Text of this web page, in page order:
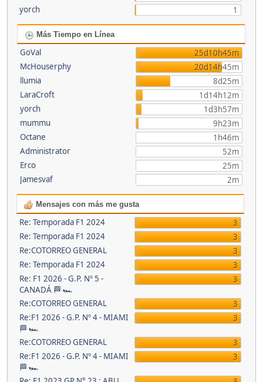
yorch
1
Más Tiempo en Línea
GoVal
25d10h45m
McHouserphy
20d14h45m
llumia
8d25m
LaraCroft
1d14h12m
yorch
1d3h57m
mummu
9h23m
Octane
1h46m
Administrator
52m
Erco
25m
Jamesvaf
2m
Mensajes con más me gusta
Re: Temporada F1 2024
3
Re: Temporada F1 2024
3
Re:COTORREO GENERAL
3
Re: Temporada F1 2024
3
Re: F1 2026 - G.P. Nº 5 -
CANADÁ 🏁 🏎
3
Re:COTORREO GENERAL
3
Re:F1 2026 - G.P. Nº 4 - MIAMI
🏁 🏎
3
Re:COTORREO GENERAL
3
Re:F1 2026 - G.P. Nº 4 - MIAMI
🏁 🏎
3